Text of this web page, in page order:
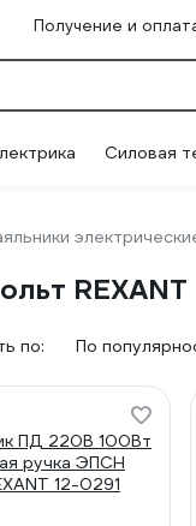
Получение и
Силовая
REXANT
по: По